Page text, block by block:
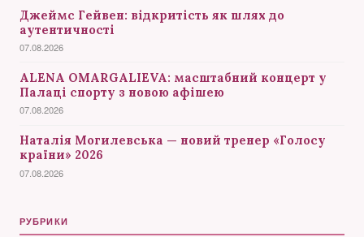
Джеймс Гейвен: відкритість як шлях до
аутентичності
07.08.2026
ALENA OMARGALIEVA: масштабний концерт у
Палаці спорту з новою афішею
07.08.2026
Наталія Могилевська — новий тренер «Голосу
країни» 2026
07.08.2026
РУБРИКИ